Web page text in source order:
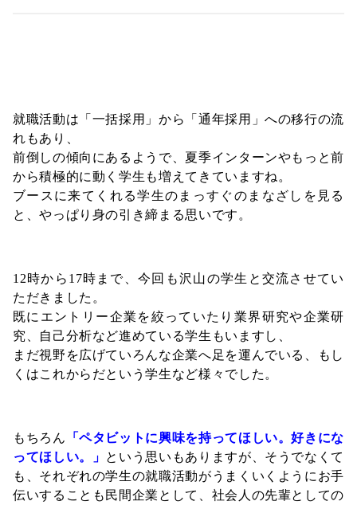
就職活動は「一括採用」から「通年採用」への移行の流
れもあり、
前倒しの傾向にあるようで、夏季インターンやもっと前
から積極的に動く学生も増えてきていますね。
ブースに来てくれる学生のまっすぐのまなざしを見る
と、やっぱり身の引き締まる思いです。
12時から17時まで、今回も沢山の学生と交流させてい
ただきました。
既にエントリー企業を絞っていたり業界研究や企業研
究、自己分析など進めている学生もいますし、
まだ視野を広げていろんな企業へ足を運んでいる、もし
くはこれからだという学生など様々でした。
もちろん 「ペタビットに興味を持ってほしい。好きにな
ってほしい。」 という思いもありますが、そうでなくて
も、それぞれの学生の就職活動がうまくいくようにお手
伝いすることも民間企業として、社会人の先輩としての